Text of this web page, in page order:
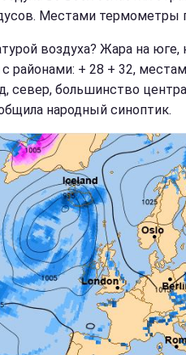
Местами термометры
воздуха? Жара на
районами: + 28 + 32,
север, большинство
народный синоптик.